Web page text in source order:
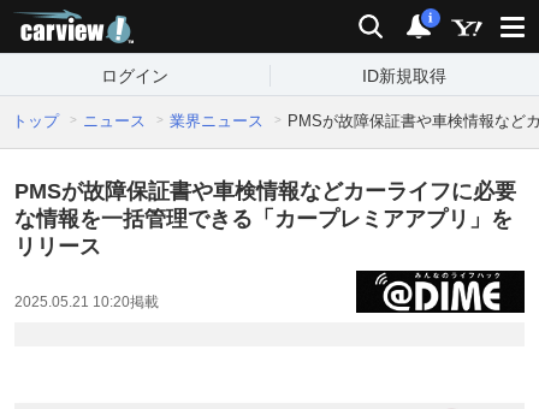
検索 通知
i
ログイン ID新規取得
トップ ニュース 業界ニュース PMSが故障保証書や車検情報など
PMSが故障保証書や車検情報などカーライフに必要
な情報を一括管理できる「カープレミアアプリ」を
リリース
2025.05.21 10:20掲載